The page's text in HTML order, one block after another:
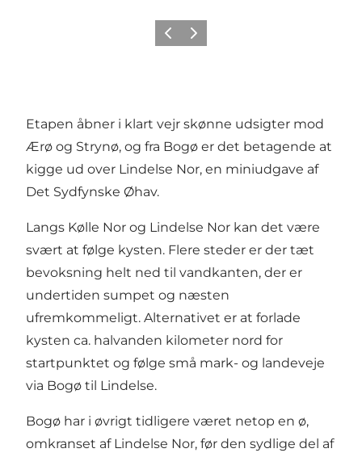
ForrigeNeste
Etapen åbner i klart vejr skønne udsigter mod
Ærø og Strynø, og fra Bogø er det betagende at
kigge ud over Lindelse Nor, en miniudgave af
Det Sydfynske Øhav.
Langs Kølle Nor og Lindelse Nor kan det være
svært at følge kysten. Flere steder er der tæt
bevoksning helt ned til vandkanten, der er
undertiden sumpet og næsten
ufremkommeligt. Alternativet er at forlade
kysten ca. halvanden kilometer nord for
startpunktet og følge små mark- og landeveje
via Bogø til Lindelse.
Bogø har i øvrigt tidligere været netop en ø,
omkranset af Lindelse Nor, før den sydlige del af